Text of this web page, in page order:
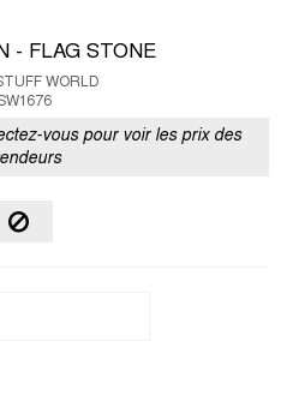
- FLAG STONE
WORLD
vous pour voir les prix des